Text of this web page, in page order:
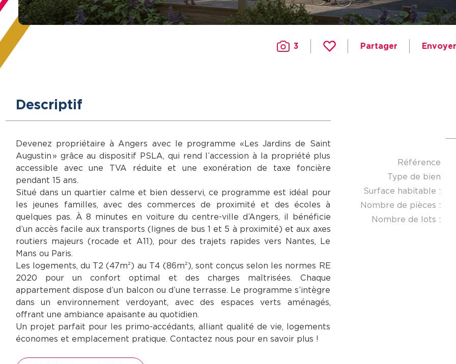
3 Partager
Descriptif
Devenez propriétaire à Angers avec le programme «Les Jardins de Saint
Augustin » grâce au dispositif PSLA, qui rend l’accession à la propriété plus
accessible avec une TVA réduite et une exonération de taxe foncière
pendant 15 ans.
Situé dans un quartier calme et bien desservi, ce programme est idéal pour
les jeunes familles, avec des commerces de proximité et des écoles à
quelques pas. À 8 minutes en voiture du centre-ville d’Angers, il bénéficie
d’un accès facile aux transports (lignes de bus 1 et 5 à proximité) et aux axes
routiers majeurs (rocade et A11), pour des trajets rapides vers Nantes, Le
Mans ou Paris.
Les logements, du T2 (47m²) au T4 (86m²), sont conçus selon les normes RE
2020 pour un confort optimal et des charges maîtrisées. Chaque
appartement dispose d’un balcon ou d’une terrasse. Le programme s’intègre
dans un environnement verdoyant, avec des espaces verts aménagés,
offrant une ambiance apaisante au quotidien.
Un projet parfait pour les primo-accédants, alliant qualité de vie, logements
économes et emplacement pratique. Contactez nous pour en savoir plus !
Référence
Type de bien
Surface habitable :
Nombre de pièces :
Nombre de lots :